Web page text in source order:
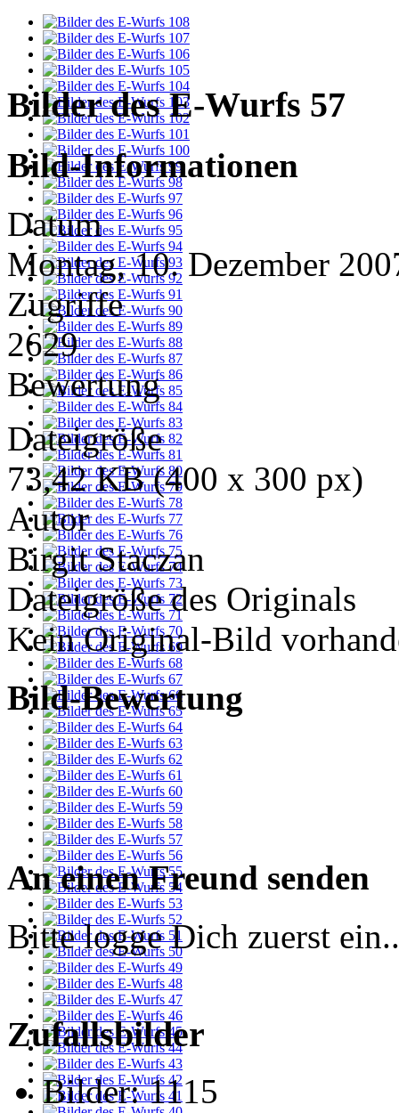
Bilder des E-Wurfs 57
Bild-Informationen
Datum
Montag, 10. Dezember
Zugriffe
2629
Bewertung
Dateigröße
73,42 KB (400 x 300 px)
Autor
Birgit Staczan
Dateigröße des Originals
Kein Original-Bild
Bild-Bewertung
An einen Freund senden
Bitte logge Dich zuerst
Zufallsbilder
Bilder: 1115